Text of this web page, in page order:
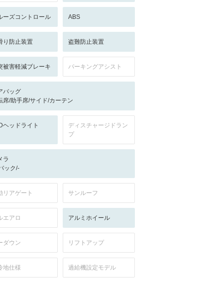
ーズコントロール ABS
り防止装置 盗難防止装置
被害軽減ブレーキ パーキングアシスト
バッグ
席/助手席/サイド/カーテン
ヘッドライト
ディスチャージドラン
プ
ラ
ック/-
リアゲート サンルーフ
エアロ アルミホイール
ダウン リフトアップ
地仕様 過給機設定モデル